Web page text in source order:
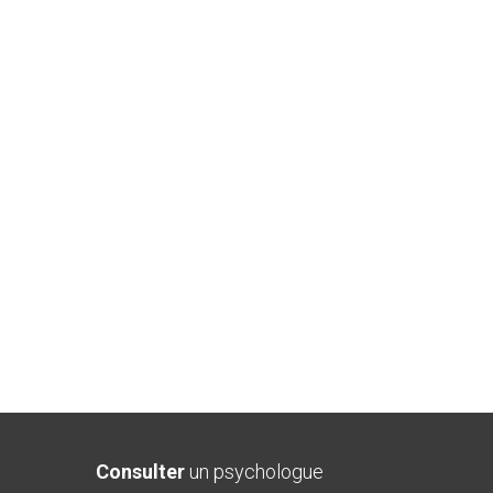
Consulter un psychologue